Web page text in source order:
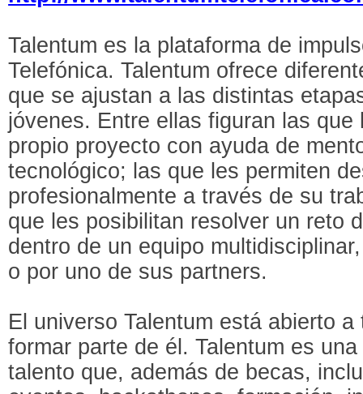
Talentum es la plataforma de
Telefónica. Talentum ofrece
que se ajustan a las distintas
jóvenes. Entre ellas figuran las
propio proyecto con ayuda de
tecnológico; las que les permiten
profesionalmente a través de su
que les posibilitan resolver un reto
dentro de un equipo
o por uno de sus partners.
El universo Talentum está abierto
formar parte de él. Talentum es
talento que, además de becas,